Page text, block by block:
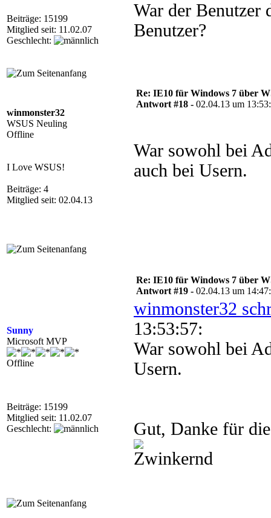
Beiträge: 15199
Mitglied seit: 11.02.07
Geschlecht:
War der Benutzer
Benutzer?
winmonster32
WSUS Neuling
Offline
I Love WSUS!
Beiträge: 4
Mitglied seit: 02.04.13
Re: IE10 für Windows 7 über
Antwort #18 - 02.04.13 um
War sowohl bei
auch bei Usern.
Sunny
Microsoft MVP
Offline
Beiträge: 15199
Mitglied seit: 11.02.07
Geschlecht:
Re: IE10 für Windows 7 über
Antwort #19 - 02.04.13 um
winmonster32
13:53:57:
War sowohl bei
Usern.
Gut, Danke für